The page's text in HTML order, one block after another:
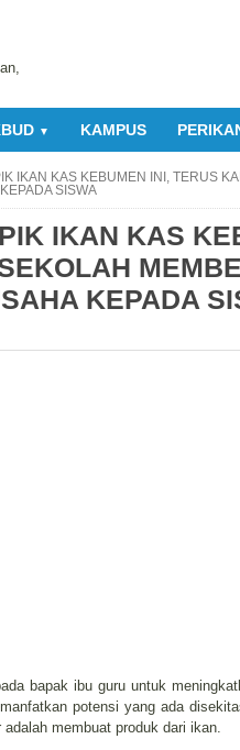
▼ KAMPUS
IKAN KAS KEBUMEN INI, TERUS
SISWA
IKAN KAS
KEPADA
bapak ibu guru untuk
potensi yang ada
membuat produk dari ikan.